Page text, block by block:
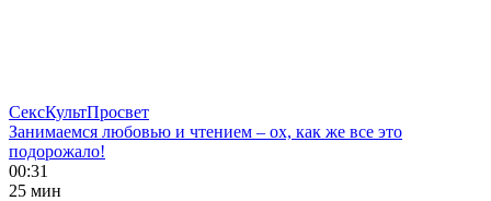
СексКультПросвет
Занимаемся любовью и чтением – ох, как же все это
подорожало!
00:31
25 мин